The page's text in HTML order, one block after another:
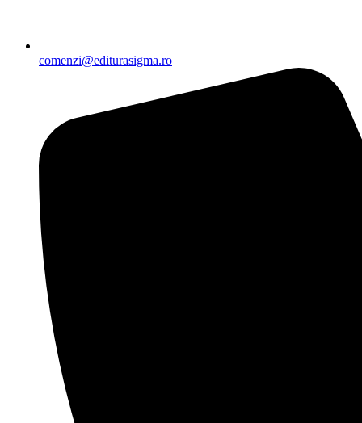
comenzi@editurasigma.ro